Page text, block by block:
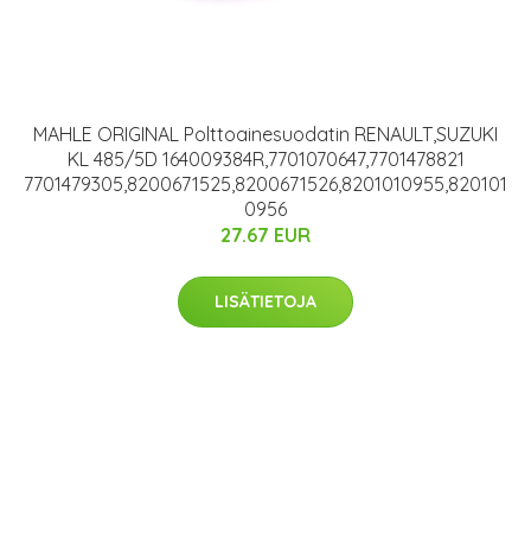
MAHLE ORIGINAL Polttoainesuodatin RENAULT,SUZUKI
KL 485/5D 164009384R,7701070647,7701478821
7701479305,8200671525,8200671526,8201010955,820101
0956
27.67 EUR
LISÄTIETOJA